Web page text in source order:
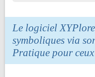
Le logiciel
symboliques via
Pratique pour